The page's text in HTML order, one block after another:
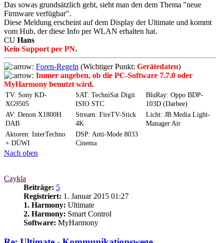
Das sowas grundsätzlich geht, sieht man den dem Thema "neue
Firmware verfügbar".
Diese Meldung erscheint auf dem Display der Ultimate und kommt
vom Hub, der diese Info per WLAN erhalten hat.
CU Hans
Kein Support per PN.
Foren-Regeln (Wichtiger Punkt: Gerätedaten)
Immer angeben, ob die PC-Software 7.7.0 oder
MyHarmony benutzt wird.
TV: Sony KD-
XG9505
SAT: TechniSat Digit
ISIO STC
BluRay: Oppo BDP-
103D (Darbee)
AV: Denon X1800H
DAB
Stream: FireTV-Stick
4K
Licht: JB Media Light-
Manager Air
Aktoren: InterTechno
+ DÜWI
DSP: Anti-Mode 8033
Cinema
Nach oben
Caykla
Beiträge: 5
Registriert: 1. Januar 2015 01:27
1. Harmony: Ultimate
2. Harmony: Smart Control
Software: MyHarmony